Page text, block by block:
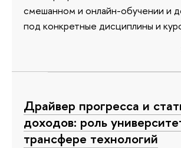
смешанном и онлайн-обучении и
под конкретные дисциплины и
Драйвер прогресса и
доходов: роль
трансфере технологий